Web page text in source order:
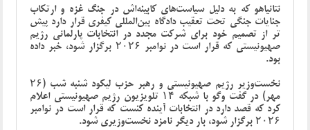
نتانیاهو که به دلیل سیاست‌های کابینه‌اش در جنگ غزه و ارتکاب
جنایات جنگی تحت تعقیب دادگاه بین‌المللی کیفری قرار دارد پیش
تر از تصمیم خود برای شرکت مجدد در انتخابات پارلمانی رژیم
صهیونیستی که قرار است در نوامبر ۲۰۲۶ برگزار شود، خبر داده
بود.
نخست‌وزیر رژیم صهیونیستی و رهبر حزب لیکود شنبه شب (۲۶
مهر) در گفت‌ وگو با شبکه ۱۴ تلویزیون رژیم صهیونیستی اعلام
کرد که قصد دارد در انتخابات آینده کنست که قرار است در نوامبر
۲۰۲۶ برگزار شود، بار دیگر نامزد نخست‌وزیری شود.